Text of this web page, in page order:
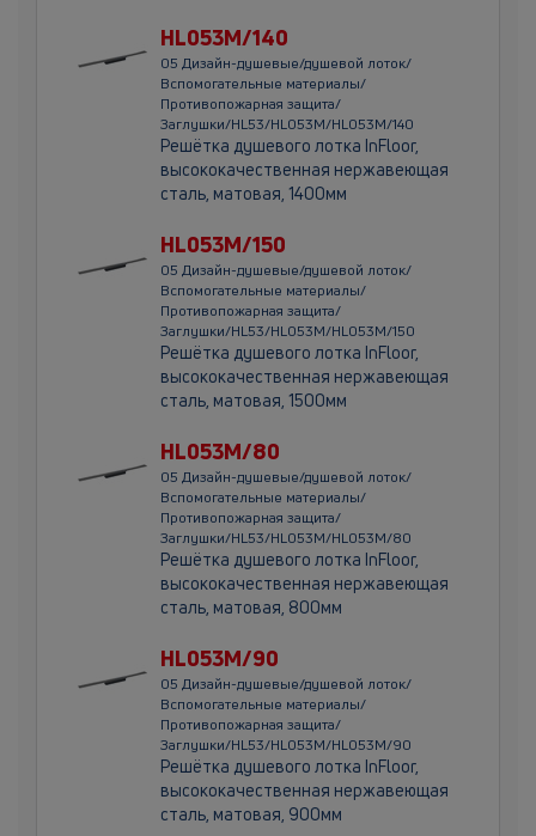
HL053M/140
05 Дизайн-душевые/душевой лоток/
Вспомогательные материалы/
Противопожарная защита/
Заглушки/HL53/HL053M/HL053M/140
Решётка душевого лотка InFloor,
высококачественная нержавеющая
сталь, матовая, 1400мм
HL053M/150
05 Дизайн-душевые/душевой лоток/
Вспомогательные материалы/
Противопожарная защита/
Заглушки/HL53/HL053M/HL053M/150
Решётка душевого лотка InFloor,
высококачественная нержавеющая
сталь, матовая, 1500мм
HL053M/80
05 Дизайн-душевые/душевой лоток/
Вспомогательные материалы/
Противопожарная защита/
Заглушки/HL53/HL053M/HL053M/80
Решётка душевого лотка InFloor,
высококачественная нержавеющая
сталь, матовая, 800мм
HL053M/90
05 Дизайн-душевые/душевой лоток/
Вспомогательные материалы/
Противопожарная защита/
Заглушки/HL53/HL053M/HL053M/90
Решётка душевого лотка InFloor,
высококачественная нержавеющая
сталь, матовая, 900мм